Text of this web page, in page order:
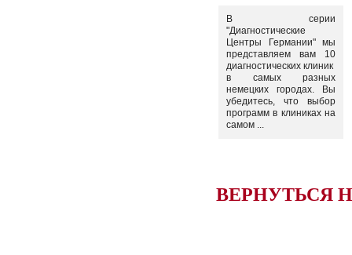
В серии
"Диагностические
Центры Германии" мы
представляем вам 10
диагностических клиник
в самых разных
немецких городах. Вы
убедитесь, что выбор
программ в клиниках на
самом ...
ВЕРНУТЬСЯ